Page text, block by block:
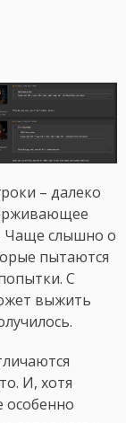
– далеко
Чаще слышно о
пытаются
С
выжить
И, хотя
особенно